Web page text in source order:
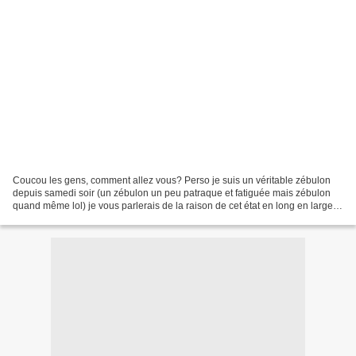
Coucou les gens, comment allez vous? Perso je suis un véritable zébulon
depuis samedi soir (un zébulon un peu patraque et fatiguée mais zébulon
quand même lol) je vous parlerais de la raison de cet état en long en large et